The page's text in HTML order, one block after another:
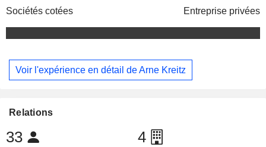
Sociétés cotées Entreprise privées
Voir l'expérience en détail de Arne Kreitz
Relations
33 4